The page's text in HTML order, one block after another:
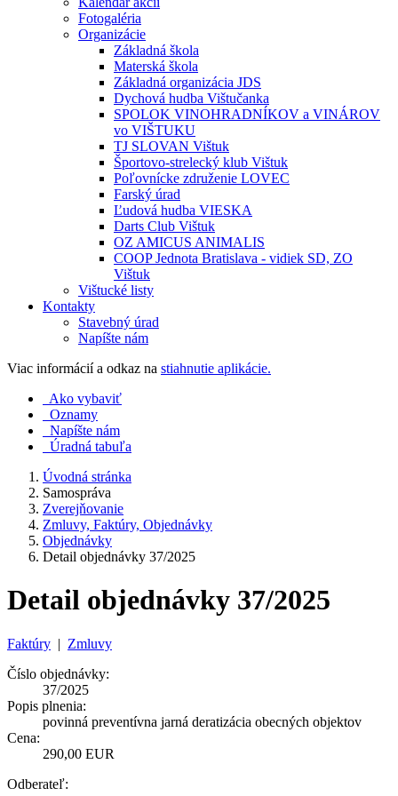
Fotogaléria
Organizácie
Základná škola
Materská škola
Základná organizácia JDS
Dychová hudba Vištučanka
SPOLOK VINOHRADNÍKOV a VINÁROV
vo VIŠTUKU
TJ SLOVAN Vištuk
Športovo-strelecký klub Vištuk
Poľovnícke združenie LOVEC
Farský úrad
Ľudová hudba VIESKA
Darts Club Vištuk
OZ AMICUS ANIMALIS
COOP Jednota Bratislava - vidiek SD, ZO
Vištuk
Vištucké listy
Kontakty
Stavebný úrad
Napíšte nám
Viac informácií a odkaz na stiahnutie aplikácie.
Ako vybaviť
Oznamy
Napíšte nám
Úradná tabuľa
Úvodná stránka
Samospráva
Zverejňovanie
Zmluvy, Faktúry, Objednávky
Objednávky
Detail objednávky 37/2025
Detail objednávky 37/2025
Faktúry | Zmluvy
Číslo objednávky:
37/2025
Popis plnenia:
povinná preventívna jarná deratizácia obecných objektov
Cena:
290,00 EUR
Odberateľ: